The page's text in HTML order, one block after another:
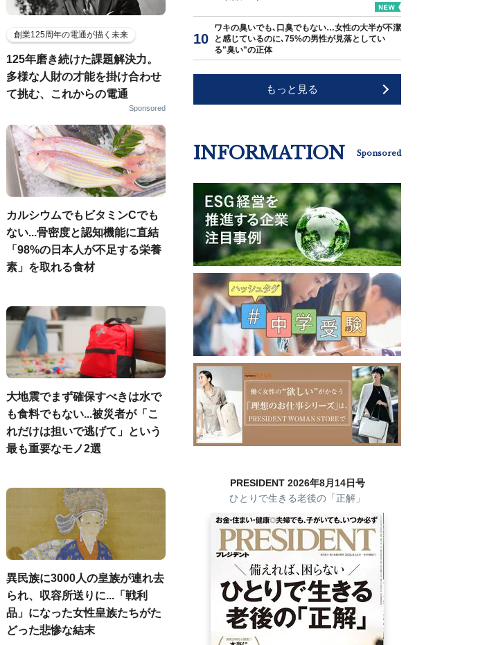
創業125周年の電通が描く未来
125年磨き続けた課題解決力。
多様な人財の才能を掛け合わせ
て挑む、これからの電通
Sponsored
カルシウムでもビタミンCでも
ない...骨密度と認知機能に直結
「98%の日本人が不足する栄養
素」を取れる食材
大地震でまず確保すべきは水で
も食料でもない...被災者が「こ
れだけは担いで逃げて」という
最も重要なモノ2選
異民族に3000人の皇族が連れ去
られ、収容所送りに...「戦利
品」になった女性皇族たちがた
どった悲惨な結末
ワキの臭いでも､口臭でもない…女性の大半が不潔
と感じているのに､75%の男性が見落としてい
る"臭い"の正体
もっと見る
INFORMATION Sponsored
PRESIDENT 2026年8月14日号
ひとりで生きる老後の「正解」